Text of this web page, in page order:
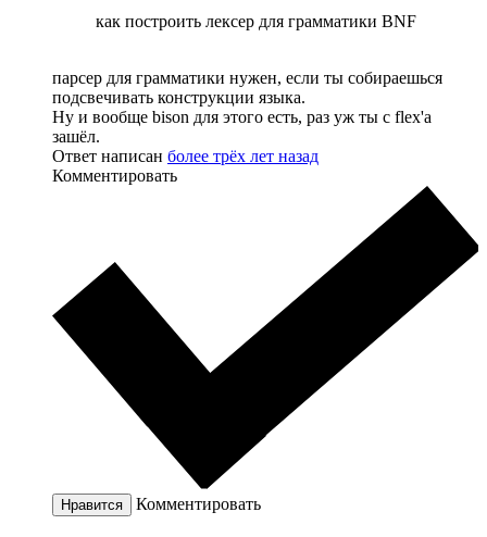
как построить лексер для грамматики BNF
парсер для грамматики нужен, если ты собираешься
подсвечивать конструкции языка.
Ну и вообще bison для этого есть, раз уж ты с flex'а
зашёл.
Ответ написан более трёх лет назад
Комментировать
Нравится Комментировать